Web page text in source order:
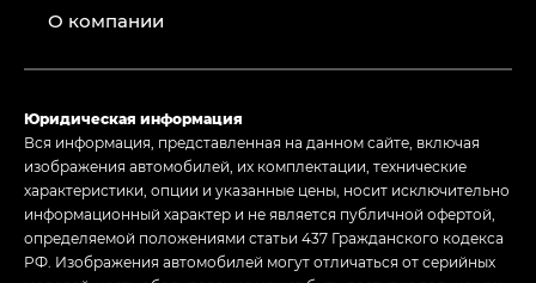
О компании
Юридическая информация
Вся информация, представленная на данном сайте, включая
изображения автомобилей, их комплектации, технические
характеристики, опции и указанные цены, носит исключительно
информационный характер и не является публичной офертой,
определяемой положениями статьи 437 Гражданского кодекса
РФ. Изображения автомобилей могут отличаться от серийных